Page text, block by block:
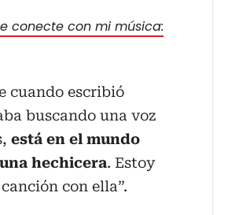
conecte con mi música:
cuando escribió
buscando una voz
está en el mundo
hechicera. Estoy
con ella”.